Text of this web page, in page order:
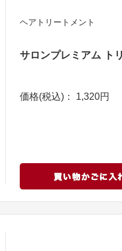
ヘアトリートメント
サロンプレミアム ト
価格(税込)： 1,320円